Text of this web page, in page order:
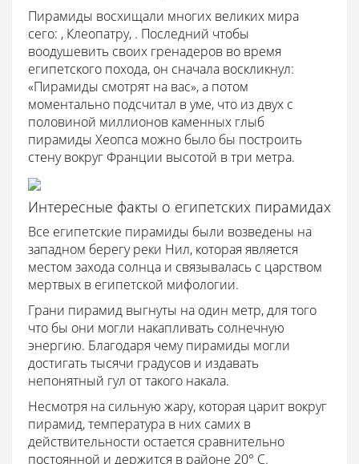
Пирамиды восхищали многих великих мира
сего: , Клеопатру, . Последний чтобы
воодушевить своих гренадеров во время
египетского похода, он сначала воскликнул:
«Пирамиды смотрят на вас», а потом
моментально подсчитал в уме, что из двух с
половиной миллионов каменных глыб
пирамиды Хеопса можно было бы построить
стену вокруг Франции высотой в три метра.
Интересные факты о египетских пирамидах
Все египетские пирамиды были возведены на
западном берегу реки Нил, которая является
местом захода солнца и связывалась с царством
мертвых в египетской мифологии.
Грани пирамид выгнуты на один метр, для того
что бы они могли накапливать солнечную
энергию. Благодаря чему пирамиды могли
достигать тысячи градусов и издавать
непонятный гул от такого накала.
Несмотря на сильную жару, которая царит вокруг
пирамид, температура в них самих в
действительности остается сравнительно
постоянной и держится в районе 20° С.